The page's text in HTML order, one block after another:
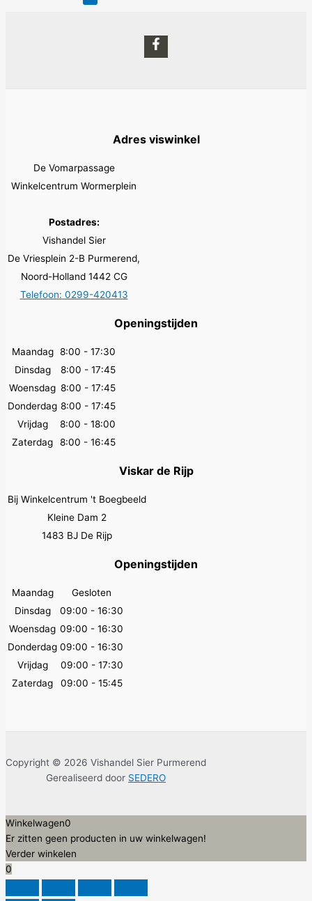
Adres viswinkel
De Vomarpassage
Winkelcentrum Wormerplein
Postadres:
Vishandel Sier
De Vriesplein 2-B Purmerend,
Noord-Holland 1442 CG
Telefoon: 0299-420413
Openingstijden
Maandag 8:00 - 17:30
Dinsdag
8:00 - 17:45
Woensdag 8:00 - 17:45
Donderdag 8:00 - 17:45
Vrijdag
8:00 - 18:00
Zaterdag
8:00 - 16:45
Viskar de Rijp
Bij Winkelcentrum 't Boegbeeld
Kleine Dam 2
1483 BJ De Rijp
Openingstijden
Maandag
Gesloten
Dinsdag
09:00 - 16:30
Woensdag 09:00 - 16:30
Donderdag 09:00 - 16:30
Vrijdag
09:00 - 17:30
Zaterdag
09:00 - 15:45
Copyright © 2026 Vishandel Sier Purmerend
Gerealiseerd door SEDERO
Winkelwagen0
Er zitten geen producten in uw winkelwagen!
Verder winkelen
0